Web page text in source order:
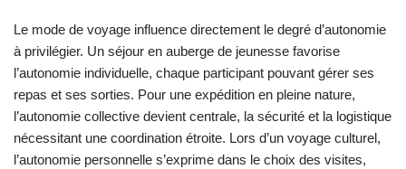
Le mode de voyage influence directement le degré d’autonomie
à privilégier. Un séjour en auberge de jeunesse favorise
l’autonomie individuelle, chaque participant pouvant gérer ses
repas et ses sorties. Pour une expédition en pleine nature,
l’autonomie collective devient centrale, la sécurité et la logistique
nécessitant une coordination étroite. Lors d’un voyage culturel,
l’autonomie personnelle s’exprime dans le choix des visites,